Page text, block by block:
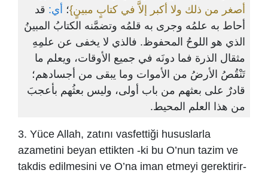
أصغر من ذلك ولا أكبر إلاَّ في كتابٍ مبينٍ}؛ أي: قد
أحاط به علمُه وجرى به قلمُه وتضمَّنه الكتابُ المبينُ
الذي هو اللوحُ المحفوظ. فالذي لا يخفى عن علمِهِ
مثقال الذرة فما دونَه في جميع الأوقات، ويعلم ما
تَنْقُصُ الأرضُ من الأموات وما يبقى من أجسادهم؛
قادرٌ على بعثهم من باب أولى، وليس بعثُهم بأعجبَ
من هذا العلم المحيط.
3. Yüce Allah, zatını vasfettiği hususlarla
azametini beyan ettikten -ki bu O’nun tazim ve
takdis edilmesini ve O’na iman etmeyi gerektirir-